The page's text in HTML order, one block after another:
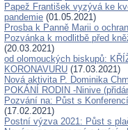
Papež František vyzývá ke
pandemie (01.05.2021)
Prosba k Panně Marii o
Pozvánka k modlitbě před
(20.03.2021)
od olomouckých biskupů:
KORONAVURU (17.03.2021)
Nová aktivita P. Dominika
POKÁNÍ RODIN -Ninive
Pozvání na: Půst s
(17.02.2021)
Postní výzva 2021: Půst s